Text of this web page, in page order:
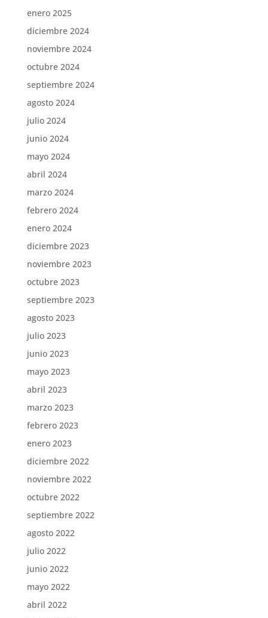
enero 2025
diciembre 2024
noviembre 2024
octubre 2024
septiembre 2024
agosto 2024
julio 2024
junio 2024
mayo 2024
abril 2024
marzo 2024
febrero 2024
enero 2024
diciembre 2023
noviembre 2023
octubre 2023
septiembre 2023
agosto 2023
julio 2023
junio 2023
mayo 2023
abril 2023
marzo 2023
febrero 2023
enero 2023
diciembre 2022
noviembre 2022
octubre 2022
septiembre 2022
agosto 2022
julio 2022
junio 2022
mayo 2022
abril 2022